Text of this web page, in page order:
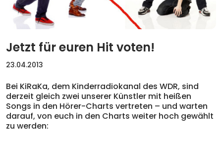
Jetzt für euren Hit voten!
23.04.2013
Bei KiRaKa, dem Kinderradiokanal des WDR, sind
derzeit gleich zwei unserer Künstler mit heißen
Songs in den Hörer-Charts vertreten – und warten
darauf, von euch in den Charts weiter hoch gewählt
zu werden: